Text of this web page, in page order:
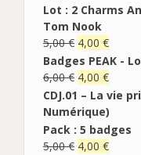
Lot : 2 Charms
Tom Nook
5,00€ 4,00 €
Badges PEAK -
6,00€ 4,00 €
CDJ.01 – La vie
Numérique)
Pack : 5 badges
5,00€ 4,00 €